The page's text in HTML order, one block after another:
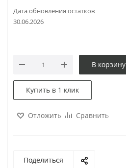
Дата обновления остатков
30.06.2026
В корзину
Купить в 1 клик
Отложить Сравнить
Поделиться